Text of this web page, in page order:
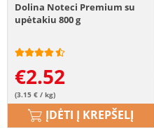
Dolina Noteci Premium su
upėtakiu 800 g
€2.52
(3.15 € / kg)
ĮDĖTI Į KREPŠELĮ